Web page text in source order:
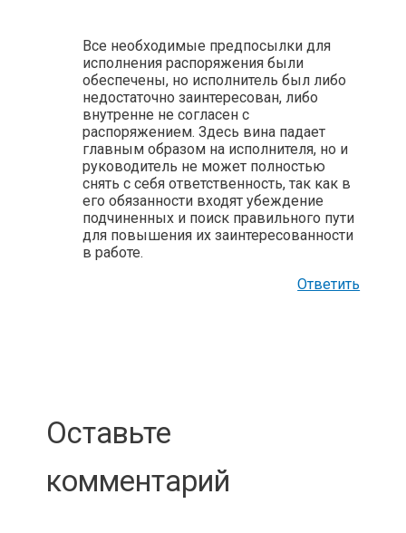
Все необходимые предпосылки для
исполнения распоряжения были
обеспечены, но исполнитель был либо
недостаточно заинтересован, либо
внутренне не согласен с
распоряжением. Здесь вина падает
главным образом на исполнителя, но и
руководитель не может полностью
снять с себя ответственность, так как в
его обязанности входят убеждение
подчиненных и поиск правильного пути
для повышения их заинтересованности
в работе.
Ответить
Оставьте
комментарий